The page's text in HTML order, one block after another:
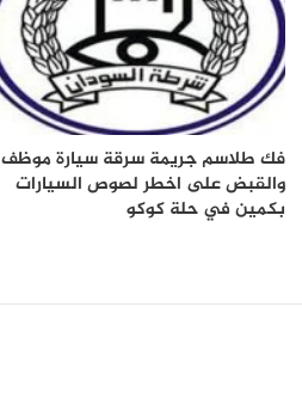
فك طلاسم جريمة سرقة سيارة موظف
والقبض على اخطر لصوص السيارات
بكمين في حلة كوكو